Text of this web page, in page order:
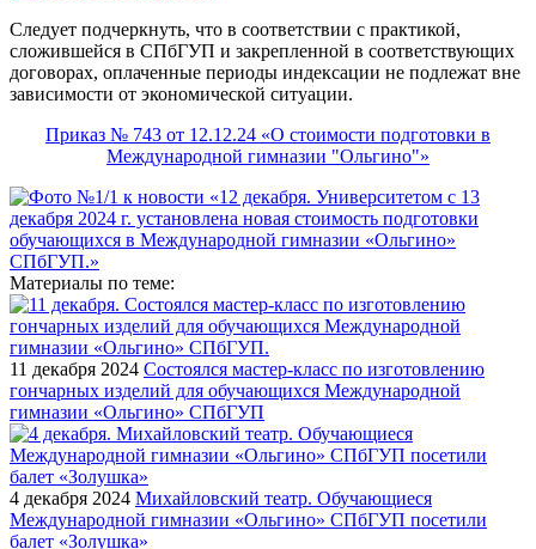
Следует подчеркнуть, что в соответствии с практикой,
сложившейся в СПбГУП и закрепленной в соответствующих
договорах, оплаченные периоды индексации не подлежат вне
зависимости от экономической ситуации.
Приказ № 743 от 12.12.24 «О стоимости подготовки в
Международной гимназии "‎Ольгино"‎»
Материалы по теме:
11 декабря 2024 Состоялся мастер-класс по изготовлению
гончарных изделий для обучающихся Международной
гимназии «Ольгино» СПбГУП
4 декабря 2024 Михайловский театр. Обучающиеся
Международной гимназии «Ольгино» СПбГУП посетили
балет «Золушка»